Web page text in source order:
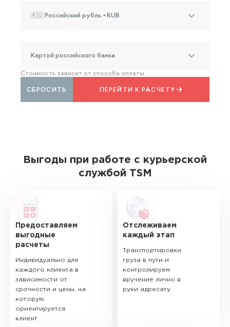
🇷🇺 Российский рубль • RUB
Картой российского банка
Стоимость зависит от способа оплаты
ПЕРЕЙТИ К РАСЧЕТУ
СБРОСИТЬ
Выгоды при работе с курьерской
службой TSM
Предоставляем
выгодные
расчеты
Индивидуально для
каждого клиента в
зависимости от
срочности и цены, на
которую
ориентируется
клиент
Отслеживаем
каждый этап
Транспортировки
груза в пути и
контролируем
вручение лично в
руки адресату